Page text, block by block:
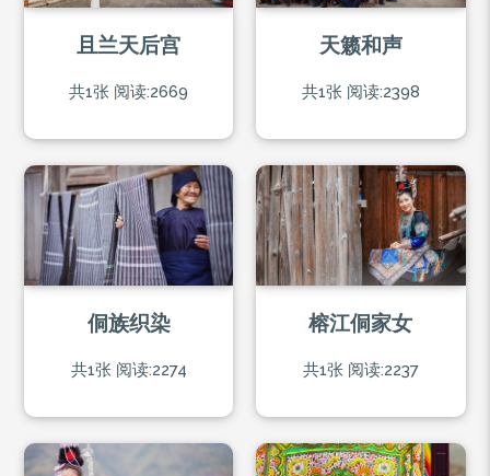
且兰天后宫
共1张 阅读:2669
天籁和声
共1张 阅读:2398
侗族织染
共1张 阅读:2274
榕江侗家女
共1张 阅读:2237